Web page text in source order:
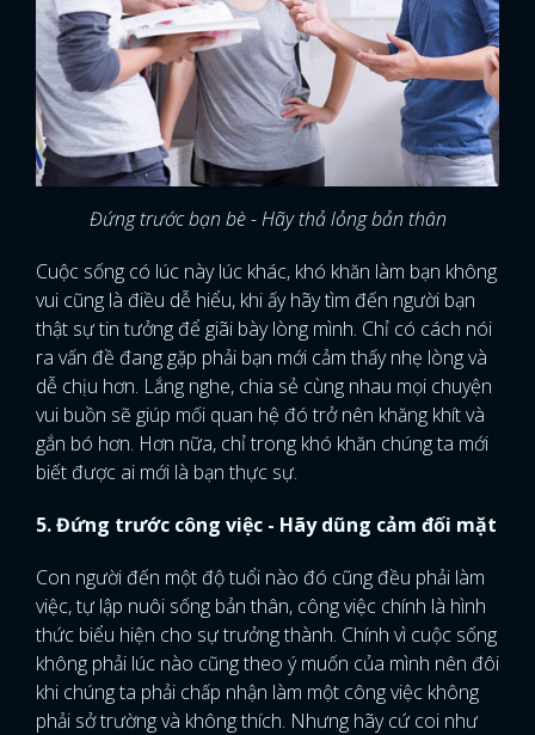
Đứng trước bạn bè - Hãy thả lỏng bản thân
Cuộc sống có lúc này lúc khác, khó khăn làm bạn không
vui cũng là điều dễ hiểu, khi ấy hãy tìm đến người bạn
thật sự tin tưởng để giãi bày lòng mình. Chỉ có cách nói
ra vấn đề đang gặp phải bạn mới cảm thấy nhẹ lòng và
dễ chịu hơn. Lắng nghe, chia sẻ cùng nhau mọi chuyện
vui buồn sẽ giúp mối quan hệ đó trở nên khăng khít và
gắn bó hơn. Hơn nữa, chỉ trong khó khăn chúng ta mới
biết được ai mới là bạn thực sự.
5. Đứng trước công việc - Hãy dũng cảm đối mặt
Con người đến một độ tuổi nào đó cũng đều phải làm
việc, tự lập nuôi sống bản thân, công việc chính là hình
thức biểu hiện cho sự trưởng thành. Chính vì cuộc sống
không phải lúc nào cũng theo ý muốn của mình nên đôi
khi chúng ta phải chấp nhận làm một công việc không
phải sở trường và không thích. Nhưng hãy cứ coi như